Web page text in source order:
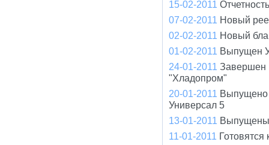
15-02-2011
07-02-2011 Новый
02-02-2011 Новый
01-02-2011 Выпущен
24-01-2011 Завершен
"Хладопром"
20-01-2011 Выпущено
Универсал 5
13-01-2011 Выпущены
11-01-2011